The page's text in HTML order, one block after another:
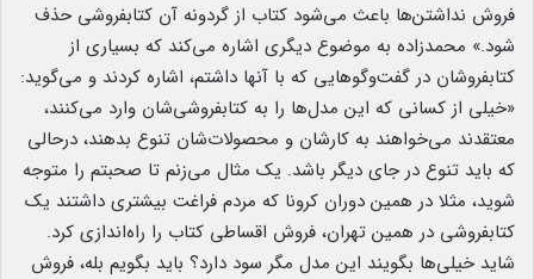
فروش نداشتن‌ها باعث می‌شود کتاب از گردونه آن کتابفروشی حذف
شود.» محمدزاده به موضوع دیگری اشاره می‌کند که بسیاری از
کتابفروشان در گفت‌وگوهایی که با آنها داشتم، اشاره کردند و می‌گوید:
«خیلی از کسانی که این مدل‌ها را به کتابفروشی‌شان وارد می‌کنند،
معتقدند می‌خواهند به کارشان و محصولات‌شان تنوع بدهند، درحالی
که باید تنوع در جای دیگر باشد. یک مثال می‌زنم تا صحبتم را متوجه
شوید، مثلا در همین دوران کرونا که مردم فراغت بیشتری داشتند یک
کتابفروشی در همین تهران، فروش اقساطی کتاب را راه‌اندازی کرد.
شاید خیلی‌ها بگویند این مدل مگر سود دارد؟ باید بگویم بله، فروش